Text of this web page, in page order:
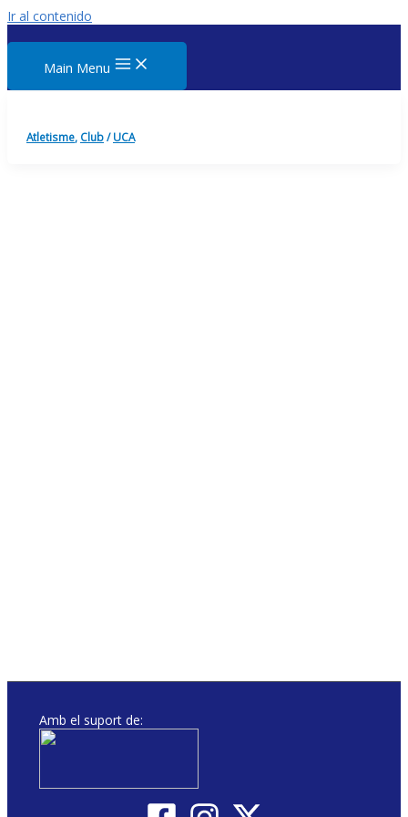
Ir al contenido
Main Menu
Atletisme, Club/UCA
Amb el suport de: